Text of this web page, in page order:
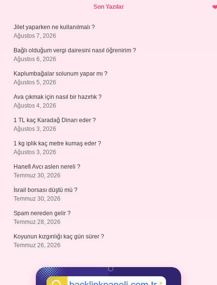
Son Yazılar
Jilet yaparken ne kullanılmalı ?
Ağustos 7, 2026
Bağlı olduğum vergi dairesini nasıl öğrenirim ?
Ağustos 6, 2026
Kaplumbağalar solunum yapar mı ?
Ağustos 5, 2026
Ava çıkmak için nasıl bir hazırlık ?
Ağustos 4, 2026
1 TL kaç Karadağ Dinarı eder ?
Ağustos 3, 2026
1 kg iplik kaç metre kumaş eder ?
Ağustos 3, 2026
Hanefi Avcı aslen nereli ?
Temmuz 30, 2026
İsrail borsası düştü mü ?
Temmuz 30, 2026
Spam nereden gelir ?
Temmuz 28, 2026
Koyunun kızgınlığı kaç gün sürer ?
Temmuz 26, 2026